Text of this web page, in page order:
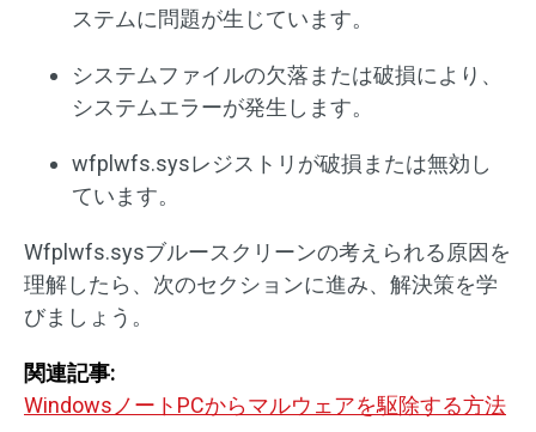
ステムに問題が生じています。
システムファイルの欠落または破損により、
システムエラーが発生します。
wfplwfs.sysレジストリが破損または無効し
ています。
Wfplwfs.sysブルースクリーンの考えられる原因を
理解したら、次のセクションに進み、解決策を学
びましょう。
関連記事:
WindowsノートPCからマルウェアを駆除する方法